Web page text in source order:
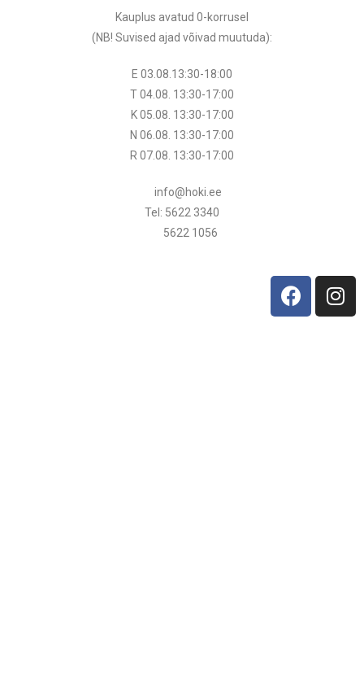
Kauplus avatud 0-korrusel
(NB! Suvised ajad võivad muutuda):
E 03.08.13:30-18:00
T 04.08. 13:30-17:00
K 05.08. 13:30-17:00
N 06.08. 13:30-17:00
R 07.08. 13:30-17:00
info@hoki.ee
Tel: 5622 3340
5622 1056